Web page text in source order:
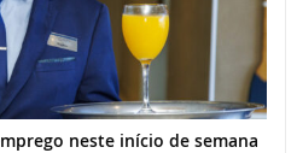
neste início de semana